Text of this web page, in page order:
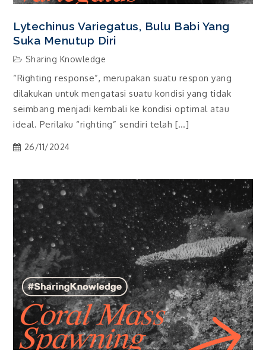
Lytechinus Variegatus, Bulu Babi Yang
Suka Menutup Diri
Sharing Knowledge
“Righting response”, merupakan suatu respon yang
dilakukan untuk mengatasi suatu kondisi yang tidak
seimbang menjadi kembali ke kondisi optimal atau
ideal. Perilaku “righting” sendiri telah […]
26/11/2024